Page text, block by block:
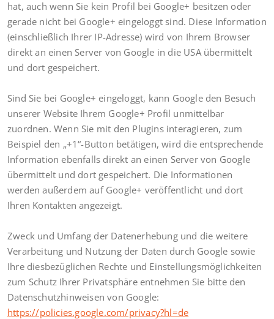
hat, auch wenn Sie kein Profil bei Google+ besitzen oder
gerade nicht bei Google+ eingeloggt sind. Diese Information
(einschließlich Ihrer IP-Adresse) wird von Ihrem Browser
direkt an einen Server von Google in die USA übermittelt
und dort gespeichert.
Sind Sie bei Google+ eingeloggt, kann Google den Besuch
unserer Website Ihrem Google+ Profil unmittelbar
zuordnen. Wenn Sie mit den Plugins interagieren, zum
Beispiel den „+1“-Button betätigen, wird die entsprechende
Information ebenfalls direkt an einen Server von Google
übermittelt und dort gespeichert. Die Informationen
werden außerdem auf Google+ veröffentlicht und dort
Ihren Kontakten angezeigt.
Zweck und Umfang der Datenerhebung und die weitere
Verarbeitung und Nutzung der Daten durch Google sowie
Ihre diesbezüglichen Rechte und Einstellungsmöglichkeiten
zum Schutz Ihrer Privatsphäre entnehmen Sie bitte den
Datenschutzhinweisen von Google:
https://policies.google.com/privacy?hl=de